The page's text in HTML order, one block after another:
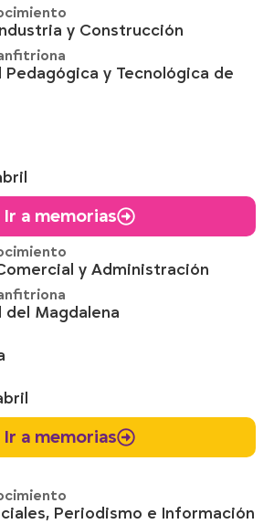
Ir a memorias
y Administración
del Magdalena
Ir a memorias
y Construcción
Pedagógica y Tecnológica de
Periodismo e Información